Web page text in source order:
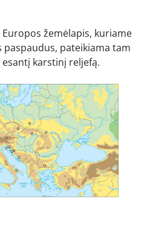
žemėlapis, kuriame
paspaudus, pateikiama tam
karstinį reljefą.